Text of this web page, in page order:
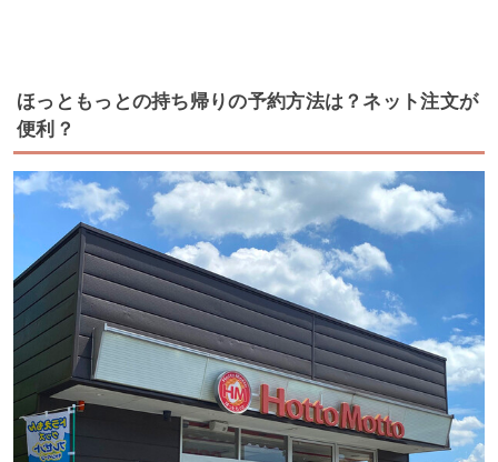
ほっともっとの持ち帰りの予約方法は？ネット注文が
便利？